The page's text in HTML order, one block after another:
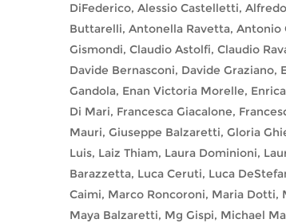
DiFederico, Alessio Castelletti,
Buttarelli, Antonella Ravetta, Antonio
Gismondi, Claudio Astolfi, Claudio
Davide Bernasconi, Davide Graziano,
Gandola, Enan Victoria Morelle,
Di Mari, Francesca Giacalone,
Mauri, Giuseppe Balzaretti, Gloria
Luis, Laiz Thiam, Laura Dominioni,
Barazzetta, Luca Ceruti, Luca
Caimi, Marco Roncoroni, Maria
Maya Balzaretti, Mg Gispi, Michael